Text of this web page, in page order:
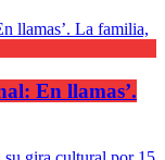
En llamas’.